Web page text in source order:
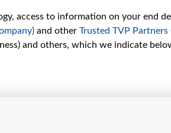
access to information on your end
and other Trusted TVP Partners
and others, which we indicate